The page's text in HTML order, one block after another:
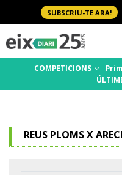
SUBSCRIU-TE ARA!
COMPETICIONS
REUS PLOMS X